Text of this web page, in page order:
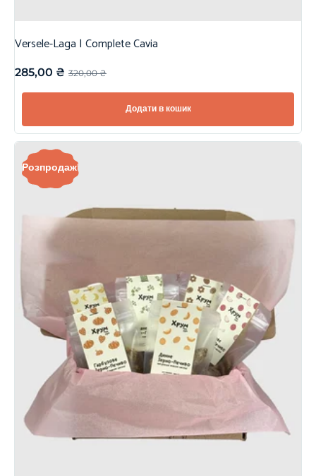
Versele-Laga | Complete Cavia
320,00₴
285,00 ₴
Додати в кошик
Розпродаж!